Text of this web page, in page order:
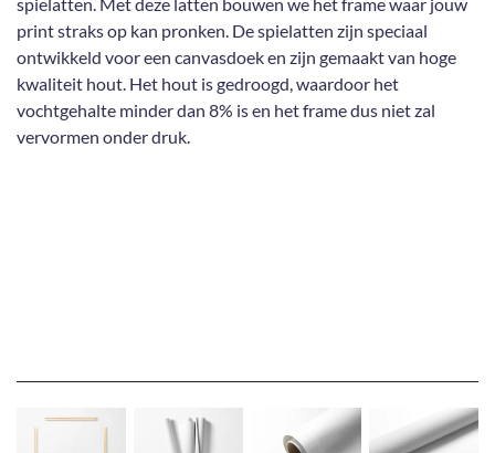
spielatten. Met deze latten bouwen we het frame waar jouw
print straks op kan pronken. De spielatten zijn speciaal
ontwikkeld voor een canvasdoek en zijn gemaakt van hoge
kwaliteit hout. Het hout is gedroogd, waardoor het
vochtgehalte minder dan 8% is en het frame dus niet zal
vervormen onder druk.